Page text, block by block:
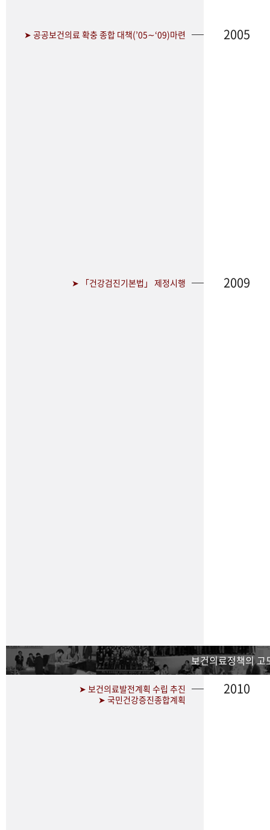
➤ 공공보건의료 확충 종합 대책(’05∼‘09)마련 2005
➤ 「건강검진기본법」 제정시행 2009
보건의료정책의 고
➤ 보건의료발전계획 수립 추진
➤ 국민건강증진종합계획
2010